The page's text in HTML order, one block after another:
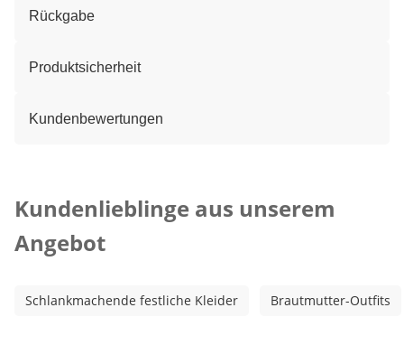
Rückgabe
Produktsicherheit
Kundenbewertungen
Kundenlieblinge aus unserem
Angebot
Schlankmachende festliche Kleider Brautmutter-Outfits